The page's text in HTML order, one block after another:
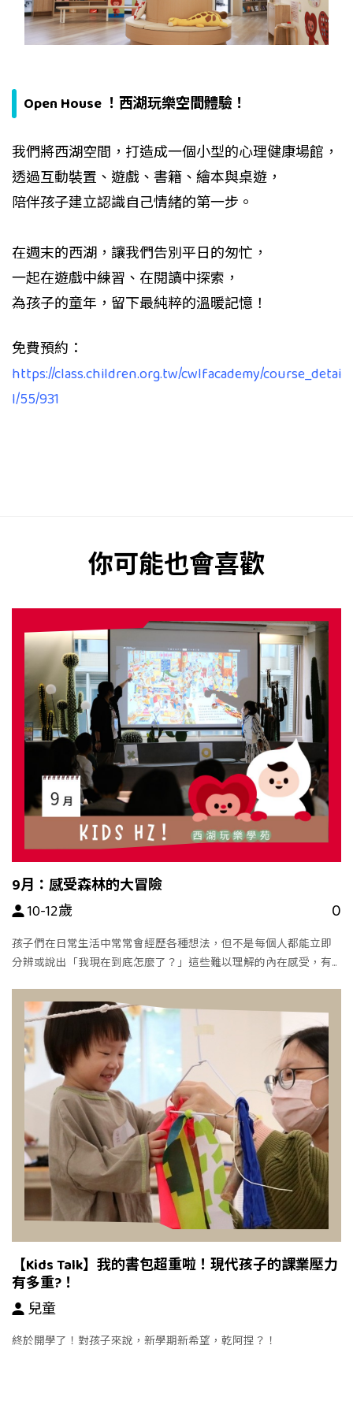
Open House ！西湖玩樂空間體驗！
我們將西湖空間，打造成一個小型的心理健康場館，
透過互動裝置、遊戲、書籍、繪本與桌遊，
陪伴孩子建立認識自己情緒的第一步。
在週末的西湖，讓我們告別平日的匆忙，
一起在遊戲中練習、在閱讀中探索，
為孩子的童年，留下最純粹的溫暖記憶！
免費預約：
https://class.children.org.tw/cwlfacademy/course_detai
l/55/931
你可能也會喜歡
9月：感受森林的大冒險
10-12歲
0
孩子們在日常生活中常常會經歷各種想法，但不是每個人都能立即
分辨或說出「我現在到底怎麼了？」這些難以理解的內在感受，有
過牌卡、多元創作媒材，陪伴孩子一步步自我認識。從覺察身體的
反應、辨識內在的變化，到練習自我照顧方式，孩子們將在安全、
自在的氛圍中練習自我照顧。
【Kids Talk】我的書包超重啦！現代孩子的課業壓力
有多重?！
兒童
終於開學了！對孩子來說，新學期新希望，乾阿捏？！